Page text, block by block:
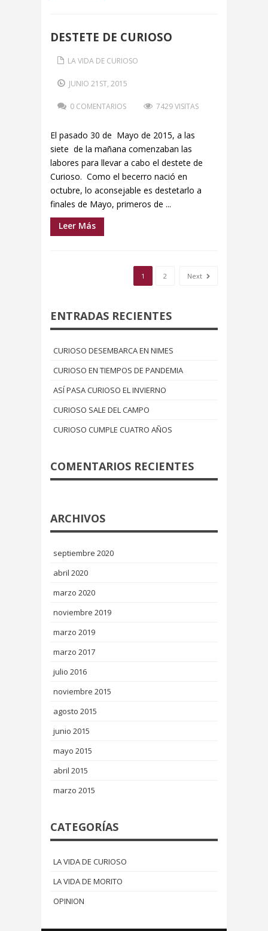
DESTETE DE CURIOSO
LA VIDA DE CURIOSO
JUNIO 21ST, 2015
0 COMENTARIOS 7429 VISITAS
El pasado 30 de Mayo de 2015, a las
siete de la mañana comenzaban las
labores para llevar a cabo el destete de
Curioso. Como el becerro nació en
octubre, lo aconsejable es destetarlo a
finales de Mayo, primeros de ...
Leer Más
1 2 Next
ENTRADAS RECIENTES
CURIOSO DESEMBARCA EN NIMES
CURIOSO EN TIEMPOS DE PANDEMIA
ASÍ PASA CURIOSO EL INVIERNO
CURIOSO SALE DEL CAMPO
CURIOSO CUMPLE CUATRO AÑOS
COMENTARIOS RECIENTES
ARCHIVOS
septiembre 2020
abril 2020
marzo 2020
noviembre 2019
marzo 2019
marzo 2017
julio 2016
noviembre 2015
agosto 2015
junio 2015
mayo 2015
abril 2015
marzo 2015
CATEGORÍAS
LA VIDA DE CURIOSO
LA VIDA DE MORITO
OPINION